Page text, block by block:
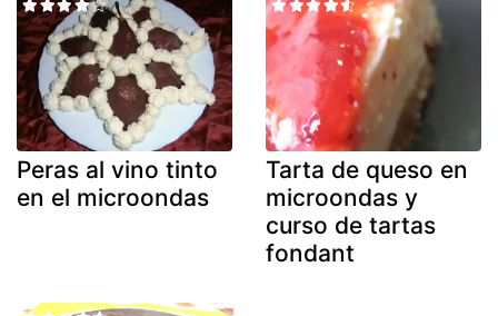
Peras al vino tinto
en el microondas
Tarta de queso en
microondas y
curso de tartas
fondant